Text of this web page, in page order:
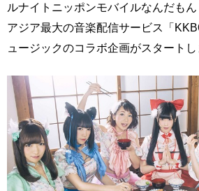
ルナイトニッポンモバイルなんだもん
アジア最大の音楽配信サービス「
ュージックのコラボ企画がスタートし